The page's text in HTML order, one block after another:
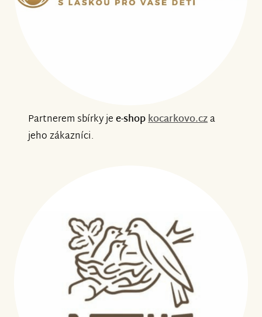
Partnerem sbírky jee-shopkocarkovo.cza
jeho zákazníci.